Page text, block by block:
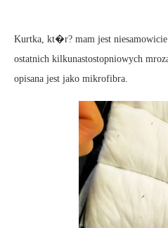
Kurtka, kt�r? mam jest niesamowicie
ostatnich kilkunastostopniowych
opisana jest jako mikrofibra.